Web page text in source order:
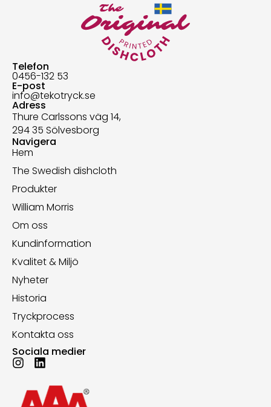
Telefon
0456-132 53
E-post
info@tekotryck.se
Adress
Thure Carlssons väg 14,
294 35 Sölvesborg
Navigera
Hem
The Swedish dishcloth
Produkter
William Morris
Om oss
Kundinformation
Kvalitet & Miljö
Nyheter
Historia
Tryckprocess
Kontakta oss
Sociala medier